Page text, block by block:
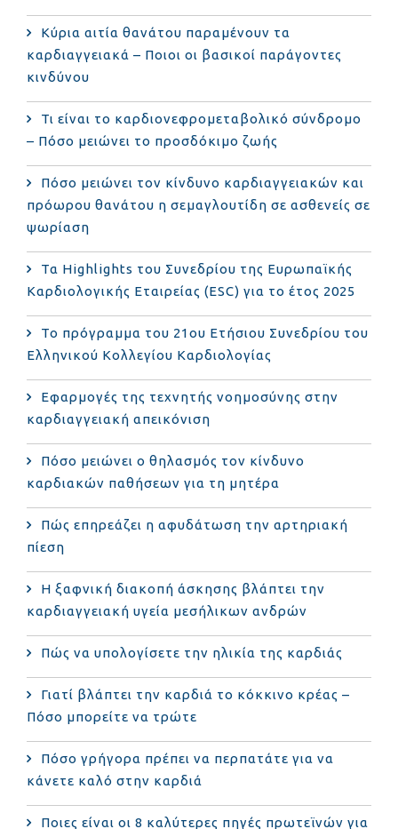
Κύρια αιτία θανάτου παραμένουν τα
καρδιαγγειακά – Ποιοι οι βασικοί παράγοντες
κινδύνου
Τι είναι το καρδιονεφρομεταβολικό σύνδρομο
– Πόσο μειώνει το προσδόκιμο ζωής
Πόσο μειώνει τον κίνδυνο καρδιαγγειακών και
πρόωρου θανάτου η σεμαγλουτίδη σε ασθενείς σε
ψωρίαση
Τα Highlights του Συνεδρίου της Ευρωπαϊκής
Καρδιολογικής Εταιρείας (ESC) για το έτος 2025
Το πρόγραμμα του 21ου Ετήσιου Συνεδρίου του
Ελληνικού Κολλεγίου Καρδιολογίας
Εφαρμογές της τεχνητής νοημοσύνης στην
καρδιαγγειακή απεικόνιση
Πόσο μειώνει ο θηλασμός τον κίνδυνο
καρδιακών παθήσεων για τη μητέρα
Πώς επηρεάζει η αφυδάτωση την αρτηριακή
πίεση
Η ξαφνική διακοπή άσκησης βλάπτει την
καρδιαγγειακή υγεία μεσήλικων ανδρών
Πώς να υπολογίσετε την ηλικία της καρδιάς
Γιατί βλάπτει την καρδιά το κόκκινο κρέας –
Πόσο μπορείτε να τρώτε
Πόσο γρήγορα πρέπει να περπατάτε για να
κάνετε καλό στην καρδιά
Ποιες είναι οι 8 καλύτερες πηγές πρωτεϊνών για